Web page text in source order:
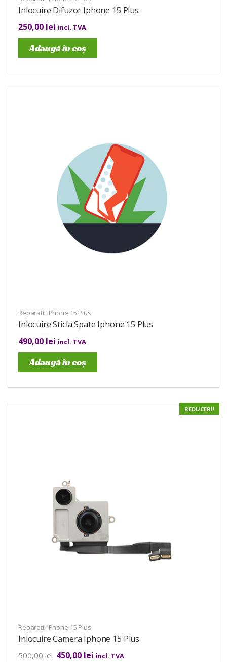
Inlocuire Difuzor Iphone 15 Plus
250,00 lei incl. TVA
Adaugă în coș
Reparatii iPhone 15 Plus
Inlocuire Sticla Spate Iphone 15 Plus
490,00 lei incl. TVA
Adaugă în coș
REDUCERI!
Reparatii iPhone 15 Plus
Inlocuire Camera Iphone 15 Plus
500,00lei 450,00 lei incl. TVA